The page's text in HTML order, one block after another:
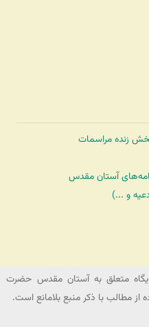
پخش زنده مراسمات
آستان مقدس
و ...)
متعلق به آستان مقدس حضرت
از مطالب با ذکر منبع بلامانع است.